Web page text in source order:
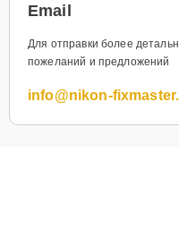
Email
Для отправки более
пожеланий и предложений
info@nikon-